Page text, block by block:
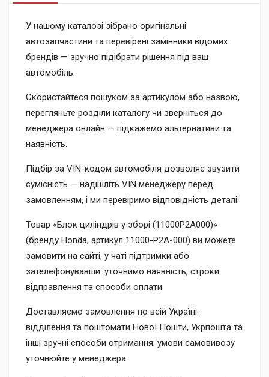
У нашому каталозі зібрано оригінальні
автозапчастини та перевірені замінники відомих
брендів — зручно підібрати рішення під ваш
автомобіль.
Скористайтеся пошуком за артикулом або назвою,
перегляньте розділи каталогу чи зверніться до
менеджера онлайн — підкажемо альтернативи та
наявність.
Підбір за VIN-кодом автомобіля дозволяє звузити
сумісність — надішліть VIN менеджеру перед
замовленням, і ми перевіримо відповідність деталі.
Товар «Блок циліндрів у зборі (11000P2A000)»
(бренду Honda, артикул 11000-P2A-000) ви можете
замовити на сайті, у чаті підтримки або
зателефонувавши: уточнимо наявність, строки
відправлення та способи оплати.
Доставляємо замовлення по всій Україні:
відділення та поштомати Нової Пошти, Укрпошта та
інші зручні способи отримання; умови самовивозу
уточнюйте у менеджера.